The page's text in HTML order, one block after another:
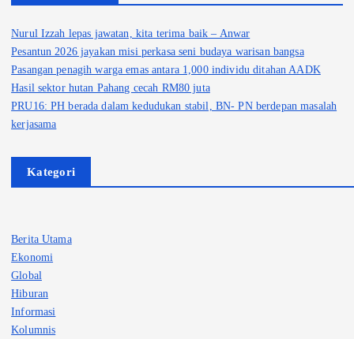
Nurul Izzah lepas jawatan, kita terima baik – Anwar
Pesantun 2026 jayakan misi perkasa seni budaya warisan bangsa
Pasangan penagih warga emas antara 1,000 individu ditahan AADK
Hasil sektor hutan Pahang cecah RM80 juta
PRU16: PH berada dalam kedudukan stabil, BN- PN berdepan masalah
kerjasama
Kategori
Berita Utama
Ekonomi
Global
Hiburan
Informasi
Kolumnis